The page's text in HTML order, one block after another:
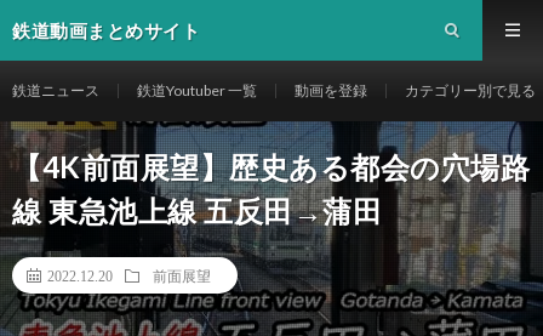
鉄道動画まとめサイト
鉄道ニュース 鉄道Youtuber 一覧 動画を登録 カテゴリー別で見る
【4K前面展望】歴史ある都会の穴場路
線 東急池上線 五反田→蒲田
2022.12.20 前面展望